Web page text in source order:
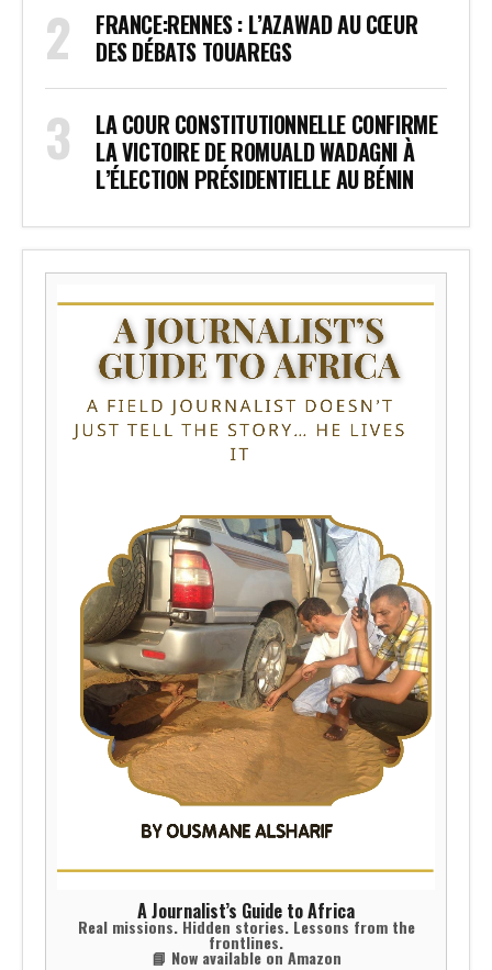
FRANCE:RENNES : L’AZAWAD AU CŒUR
DES DÉBATS TOUAREGS
LA COUR CONSTITUTIONNELLE CONFIRME
LA VICTOIRE DE ROMUALD WADAGNI À
L’ÉLECTION PRÉSIDENTIELLE AU BÉNIN
A Journalist’s Guide to Africa
Real missions. Hidden stories. Lessons from the
frontlines.
📘 Now available on Amazon